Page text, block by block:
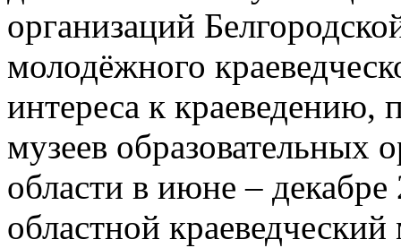
организаций
молодёжного
интереса к краеведению,
музеев образовательных
области в июне – декабре
областной